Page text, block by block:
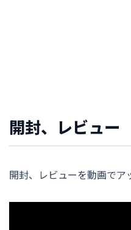
開封、レビュー
開封、レビューを動画でア